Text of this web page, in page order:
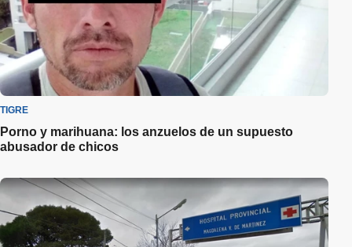
TIGRE
Porno y marihuana: los anzuelos de un supuesto
abusador de chicos